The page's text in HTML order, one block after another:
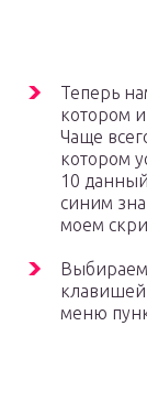
Теперь
котором и
Чаще
котором
10
синим
моем
меню